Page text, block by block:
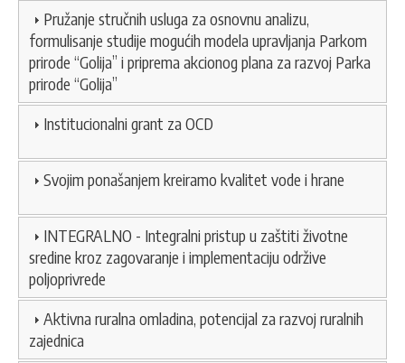
Pružanje stručnih usluga za osnovnu analizu,
formulisanje studije mogućih modela upravljanja Parkom
prirode “Golija” i priprema akcionog plana za razvoj Parka
prirode “Golija”
Institucionalni grant za OCD
Svojim ponašanjem kreiramo kvalitet vode i hrane
INTEGRALNO - Integralni pristup u zaštiti životne
sredine kroz zagovaranje i implementaciju održive
poljoprivrede
Aktivna ruralna omladina, potencijal za razvoj ruralnih
zajednica